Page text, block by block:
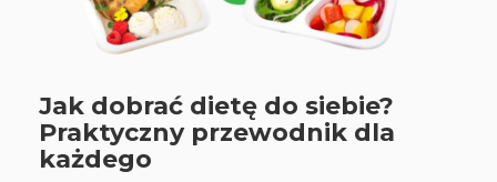
Jak dobrać dietę do siebie?
Praktyczny przewodnik dla
każdego